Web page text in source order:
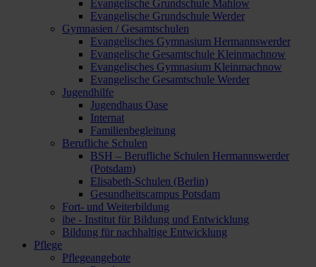
Evangelische Grundschule Mahlow
Evangelische Grundschule Werder
Gymnasien / Gesamtschulen
Evangelisches Gymnasium Hermannswerder
Evangelische Gesamtschule Kleinmachnow
Evangelisches Gymnasium Kleinmachnow
Evangelische Gesamtschule Werder
Jugendhilfe
Jugendhaus Oase
Internat
Familienbegleitung
Berufliche Schulen
BSH – Berufliche Schulen Hermannswerder
(Potsdam)
Elisabeth-Schulen (Berlin)
Gesundheitscampus Potsdam
Fort- und Weiterbildung
ibe - Institut für Bildung und Entwicklung
Bildung für nachhaltige Entwicklung
Pflege
Pflegeangebote